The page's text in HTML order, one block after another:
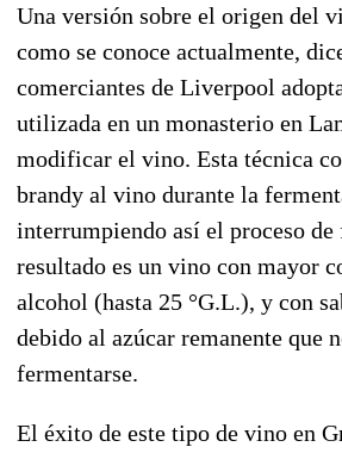
Una versión sobre el origen del
como se conoce actualmente,
comerciantes de Liverpool
utilizada en un monasterio en
modificar el vino. Esta técnica
brandy al vino durante la
interrumpiendo así el proceso de
resultado es un vino con mayor
alcohol (hasta 25 °G.L.), y con
debido al azúcar remanente que
fermentarse.
El éxito de este tipo de vino en